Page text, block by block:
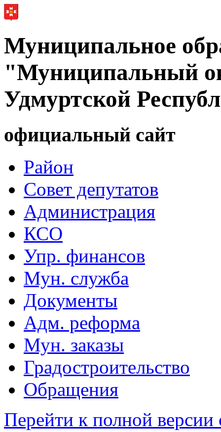
Муниципальное
"Муниципальный
Удмуртской
официальный сайт
Район
Совет депутатов
Администрация
КСО
Упр. финансов
Мун. служба
Документы
Адм. реформа
Мун. заказы
Градостроительство
Обращения
Перейти к полной версии